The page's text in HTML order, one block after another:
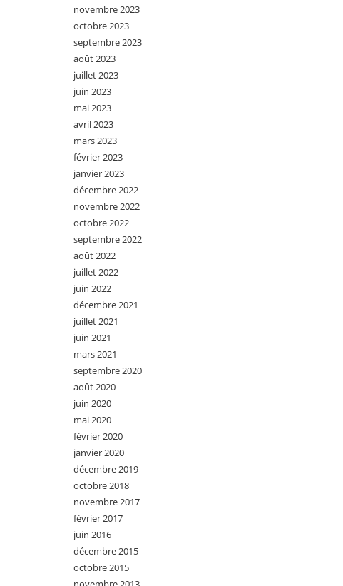
novembre 2023
octobre 2023
septembre 2023
août 2023
juillet 2023
juin 2023
mai 2023
avril 2023
mars 2023
février 2023
janvier 2023
décembre 2022
novembre 2022
octobre 2022
septembre 2022
août 2022
juillet 2022
juin 2022
décembre 2021
juillet 2021
juin 2021
mars 2021
septembre 2020
août 2020
juin 2020
mai 2020
février 2020
janvier 2020
décembre 2019
octobre 2018
novembre 2017
février 2017
juin 2016
décembre 2015
octobre 2015